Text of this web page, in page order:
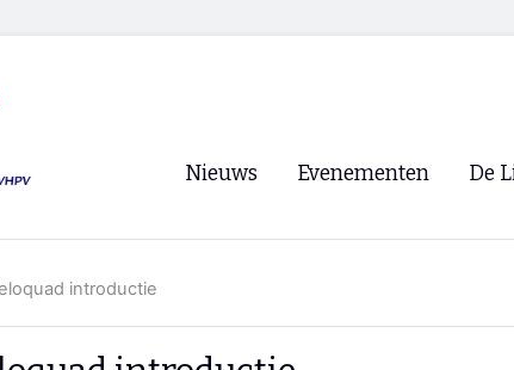
Nieuws
RSS
Evenementen
WK Ligfietsen 2026
De
introductie